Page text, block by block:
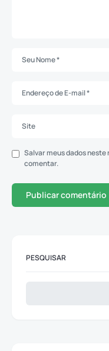
Salvar meus dados neste
comentar.
PESQUISAR